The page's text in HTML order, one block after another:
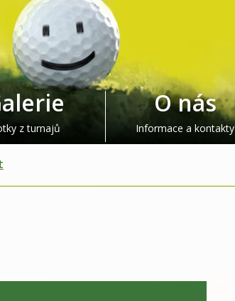
z turnajů
O nás
Informace a kontakty